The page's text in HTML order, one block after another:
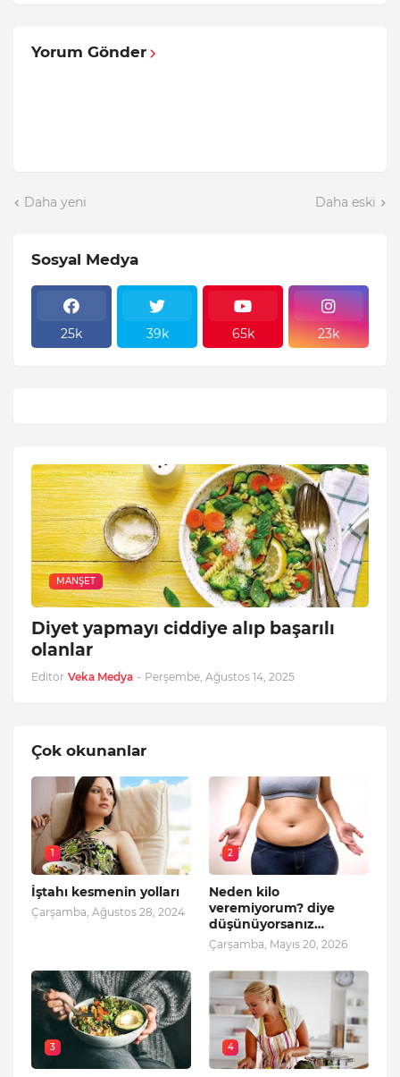
Yorum Gönder
Daha yeni Daha eski
Sosyal Medya
25k 39k 65k 23k
MANŞET
Diyet yapmayı ciddiye alıp başarılı
olanlar
Editör Veka Medya - Perşembe, Ağustos 14, 2025
Çok okunanlar
1
İştahı kesmenin yolları
Çarşamba, Ağustos 28, 2024
2
Neden kilo
veremiyorum? diye
düşünüyorsanız…
Çarşamba, Mayıs 20, 2026
3 4